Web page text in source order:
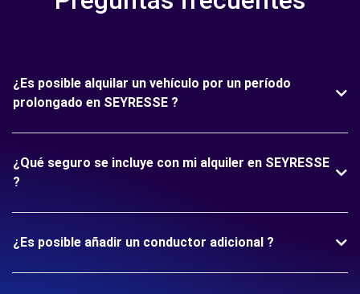
¿Es posible alquilar un vehículo por un período
prolongado en SEYRESSE ?
¿Qué seguro se incluye con mi alquiler en SEYRESSE
?
¿Es posible añadir un conductor adicional ?